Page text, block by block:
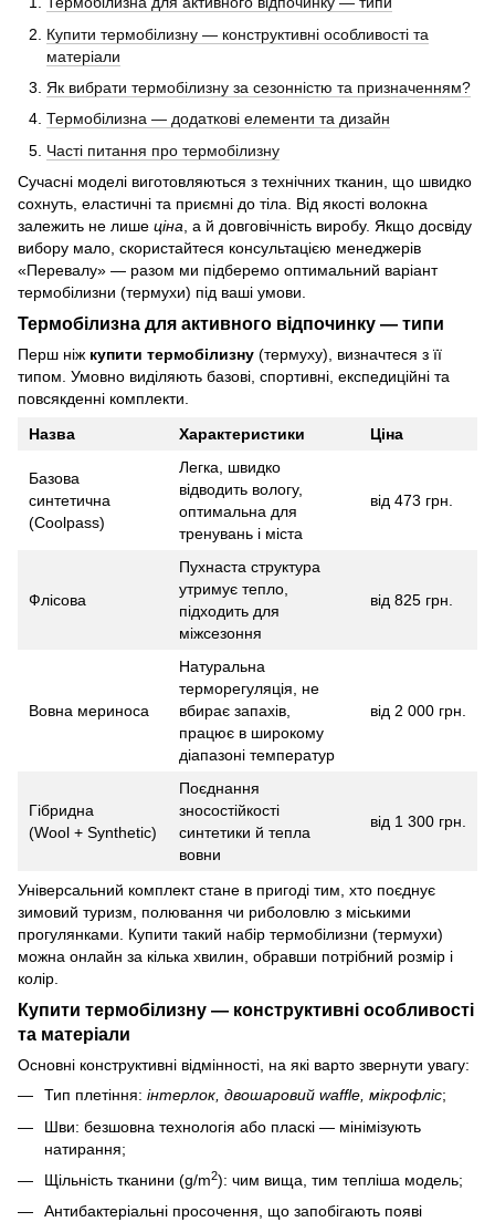
Купити термобілизну — конструктивні особливості та
матеріали
Як вибрати термобілизну за сезонністю та призначенням?
Термобілизна — додаткові елементи та дизайн
Часті питання про термобілизну
Сучасні моделі виготовляються з технічних тканин, що швидко
сохнуть, еластичні та приємні до тіла. Від якості волокна
залежить не лише ціна, а й довговічність виробу. Якщо досвіду
вибору мало, скористайтеся консультацією менеджерів
«Перевалу» — разом ми підберемо оптимальний варіант
термобілизни (термухи) під ваші умови.
Термобілизна для активного відпочинку — типи
Перш ніж купити термобілизну (термуху), визначтеся з її
типом. Умовно виділяють базові, спортивні, експедиційні та
повсякденні комплекти.
Назва
Характеристики Ціна
Базова
синтетична
(Coolpass)
Легка, швидко
відводить вологу,
оптимальна для
тренувань і міста
від 473 грн.
Флісова
Пухнаста структура
утримує тепло,
підходить для
міжсезоння
від 825 грн.
Вовна мериноса
Натуральна
терморегуляція, не
вбирає запахів,
працює в широкому
діапазоні температур
від 2 000 грн.
Гібридна
(Wool + Synthetic)
Поєднання
зносостійкості
синтетики й тепла
вовни
від 1 300 грн.
Універсальний комплект стане в пригоді тим, хто поєднує
зимовий туризм, полювання чи риболовлю з міськими
прогулянками. Купити такий набір термобілизни (термухи)
можна онлайн за кілька хвилин, обравши потрібний розмір і
колір.
Купити термобілизну — конструктивні особливості
та матеріали
Основні конструктивні відмінності, на які варто звернути увагу:
Тип плетіння: інтерлок, двошаровий waffle, мікрофліс;
Шви: безшовна технологія або пласкі — мінімізують
натирання;
Щільність тканини (g/m2): чим вища, тим тепліша модель;
Антибактеріальні просочення, що запобігають появі